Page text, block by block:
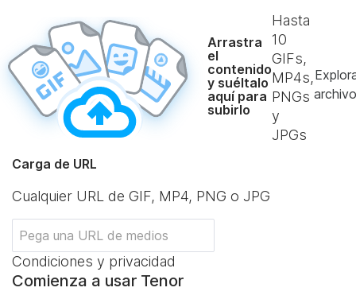
Arrastra
el
contenido
y suéltalo
aquí para
subirlo
Hasta
10
GIFs,
MP4s,
PNGs
y
JPGs
Carga de URL
Cualquier URL de GIF, MP4, PNG o JPG
Condiciones y privacidad
Comienza a usar Tenor